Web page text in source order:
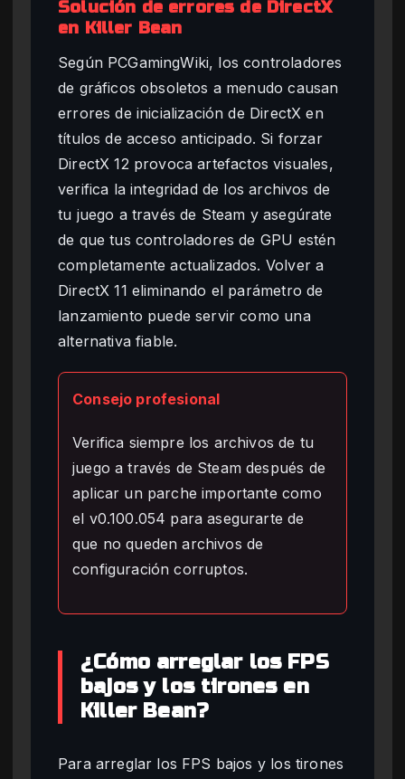
Solución de errores de DirectX
en Killer Bean
Según PCGamingWiki, los controladores
de gráficos obsoletos a menudo causan
errores de inicialización de DirectX en
títulos de acceso anticipado. Si forzar
DirectX 12 provoca artefactos visuales,
verifica la integridad de los archivos de
tu juego a través de Steam y asegúrate
de que tus controladores de GPU estén
completamente actualizados. Volver a
DirectX 11 eliminando el parámetro de
lanzamiento puede servir como una
alternativa fiable.
Consejo profesional
Verifica siempre los archivos de tu
juego a través de Steam después de
aplicar un parche importante como
el v0.100.054 para asegurarte de
que no queden archivos de
configuración corruptos.
¿Cómo arreglar los FPS
bajos y los tirones en
Killer Bean?
Para arreglar los FPS bajos y los tirones